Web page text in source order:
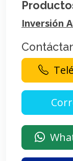
Inversión